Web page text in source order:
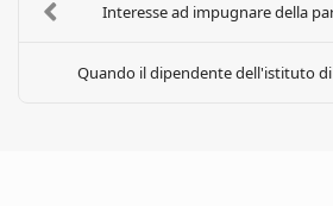
Interesse ad impugnare della
Quando il dipendente dell'istituto di